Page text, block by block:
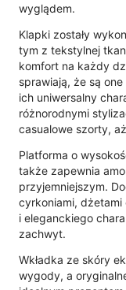
wyglądem.
Klapki zostały
tym z tekstylnej
komfort na każdy
sprawiają, że są
ich uniwersalny
różnorodnymi
casualowe szorty,
Platforma o
także zapewnia
przyjemniejszym.
cyrkoniami, dżetami
i eleganckiego
zachwyt.
Wkładka ze skóry
wygody, a